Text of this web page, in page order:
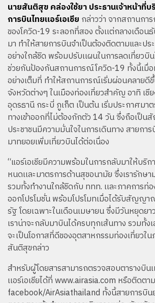
นายสันติสุข คล่องใช้ยา ประธานเจ้าหน้าที่บ
การบินไทยแอร์เอเชีย กล่าวว่า จากสถานกา
ของโควิด-19 ระลอกที่สอง ตั้งเเต่กลางเดือ
มา ทำให้สายการบินจำเป็นต้องติดตามและป
อย่างใกล้ชิด พร้อมปรับเเผนในการลดเที่ยวบิ
ช่วยกันป้องกันสถานการณ์โควิด-19 ทั้งนี้เมื่
อย่างเต็มที่ ทำให้สถานการณ์เริ่มผ่อนคลายดี
จังหวัดต่างๆ ในเมืองท่องเที่ยวสำคัญ อาทิ เ
อุดรธานี กระบี่ ภูเก็ต เป็นต้น เริ่มประกาศมา
ทางเข้าออกที่ไม่ต้องกักตัว 14 วัน ซึ่งถือเป็
ประชาชนมีความมั่นใจในการเดินทาง สายก
มาทยอยเพิ่มเที่ยวบินได้ต่อเนื่อง
“แอร์เอเชียมีความพร้อมในการกลับมาให้บริก
หนดเเละมาตรการด้านสุขอนามัย ซึ่งเรารักษ
รวมทั้งทำงานใกล้ชิดกับ ททท. เเละภาคการท่
ออกโปรโมชั่น พร้อมโปรโมทเมื่อได้รับสัญญ
รัฐ โดยเฉพาะในเดือนเมษายน ซึ่งมีวันหยุดย
เราน่าจะกลับมาบินได้ครบทุกเส้นทาง รวมทั้ง
จะเป็นโอกาสที่ดีของอุตสาหกรรมท่องเที่ยวใ
สันติสุขกล่าว
สำหรับผู้โดยสารสามารถตรวจสอบตารางบินเ
เเอร์เอเชียได้ที่www.airasia.com หรือติดตา
facebook/AirAsiathailand ทั้งนี้สายการบิน